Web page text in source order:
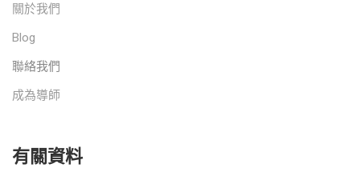
關於我們
Blog
聯絡我們
成為導師
有關資料